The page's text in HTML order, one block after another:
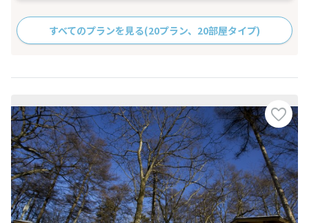
すべてのプランを見る(20プラン、20部屋タイプ)